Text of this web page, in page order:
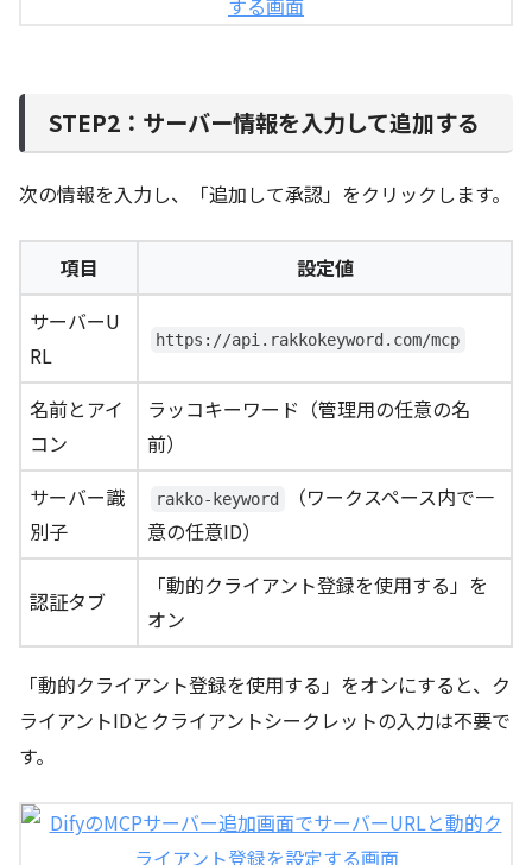
STEP2：サーバー情報を入力して追加する
次の情報を入力し、「追加して承認」をクリックします。
項目
設定値
サーバーU
RL
https://api.rakkokeyword.com/mcp
名前とアイ
コン
ラッコキーワード（管理用の任意の名
前）
サーバー識
別子
rakko-keyword
（ワークスペース内で一
意の任意ID）
認証タブ
「動的クライアント登録を使用する」を
オン
「動的クライアント登録を使用する」をオンにすると、ク
ライアントIDとクライアントシークレットの入力は不要で
す。